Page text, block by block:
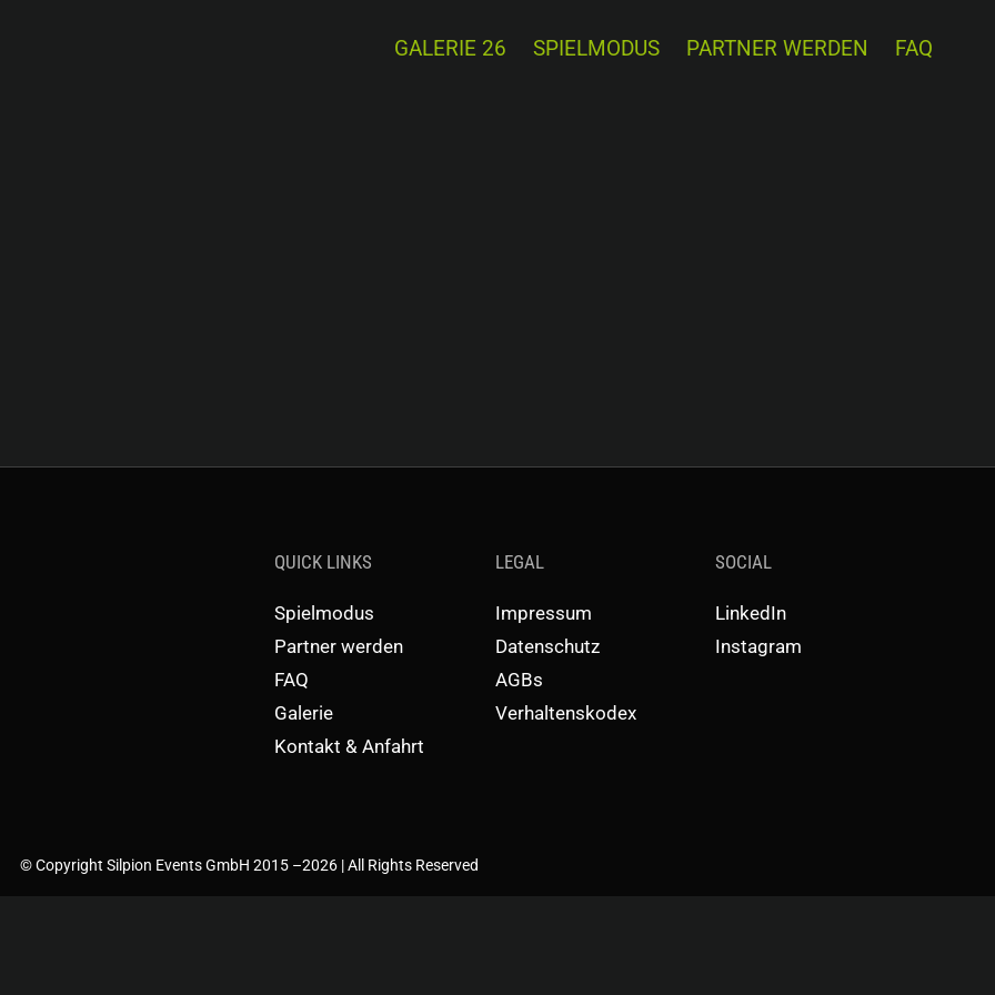
GALERIE 26 SPIELMODUS PARTNER WERDEN FAQ
QUICK LINKS
Spielmodus
Partner werden
FAQ
Galerie
Kontakt & Anfahrt
LEGAL
Impressum
Datenschutz
AGBs
Verhaltenskodex
SOCIAL
LinkedIn
Instagram
© Copyright Silpion Events GmbH 2015 –2026 | All Rights Reserved